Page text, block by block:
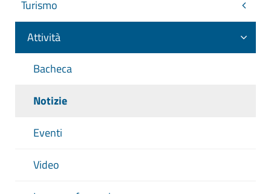
Turismo
Attività
Bacheca
Notizie
Eventi
Video